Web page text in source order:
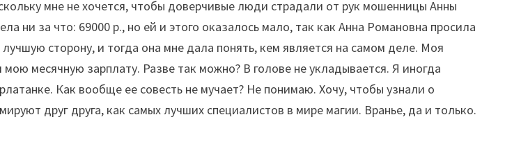
мне не хочется, чтобы доверчивые люди страдали от рук мошенницы Анны
ни за что: 69000 р., но ей и этого оказалось мало, так как Анна Романовна просила
сторону, и тогда она мне дала понять, кем является на самом деле. Моя
месячную зарплату. Разве так можно? В голове не укладывается. Я иногда
Как вообще ее совесть не мучает? Не понимаю. Хочу, чтобы узнали о
друг друга, как самых лучших специалистов в мире магии. Вранье, да и только.